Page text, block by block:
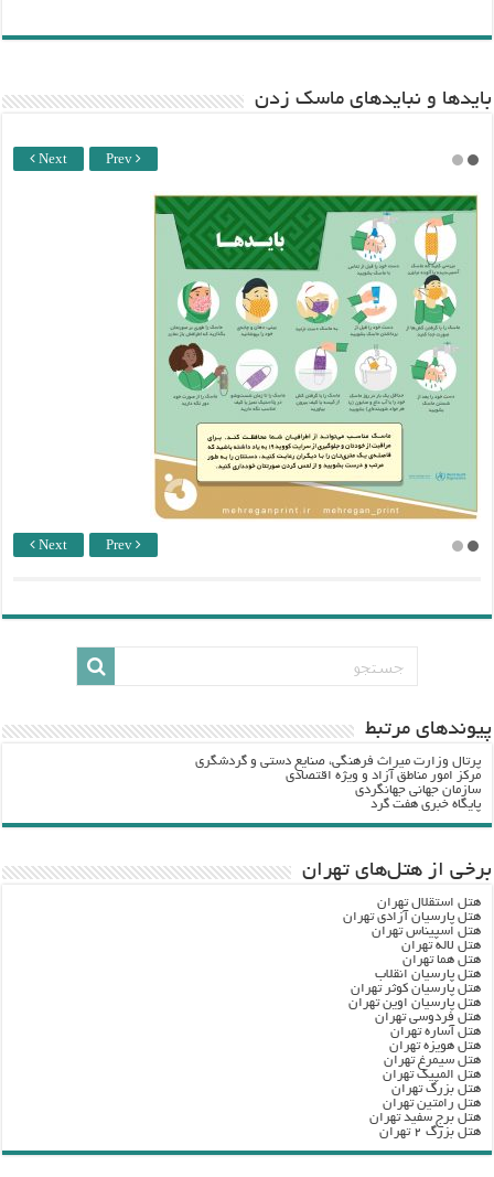
باید‌ها و نبایدهای ماسک زدن
Next Prev
Next Prev
پيوندهاي مرتبط
پرتال وزارت ميراث فرهنگي، صنایع دستی و گردشگري
مرکز امور مناطق آزاد و ویژه اقتصادی
سازمان جهانی جهانگردی
پایگاه خبری هفت گرد
برخی از هتل‌های تهران
هتل استقلال تهران
هتل پارسیان آزادی تهران
هتل اسپیناس تهران
هتل لاله تهران
هتل هما تهران
هتل پارسیان انقلاب
هتل پارسیان کوثر تهران
هتل پارسیان اوین تهران
هتل فردوسی تهران
هتل آساره تهران
هتل هویزه تهران
هتل سیمرغ تهران
هتل المپیک تهران
هتل بزرگ تهران
هتل رامتین تهران
هتل برج سفید تهران
هتل بزرگ ۲ تهران